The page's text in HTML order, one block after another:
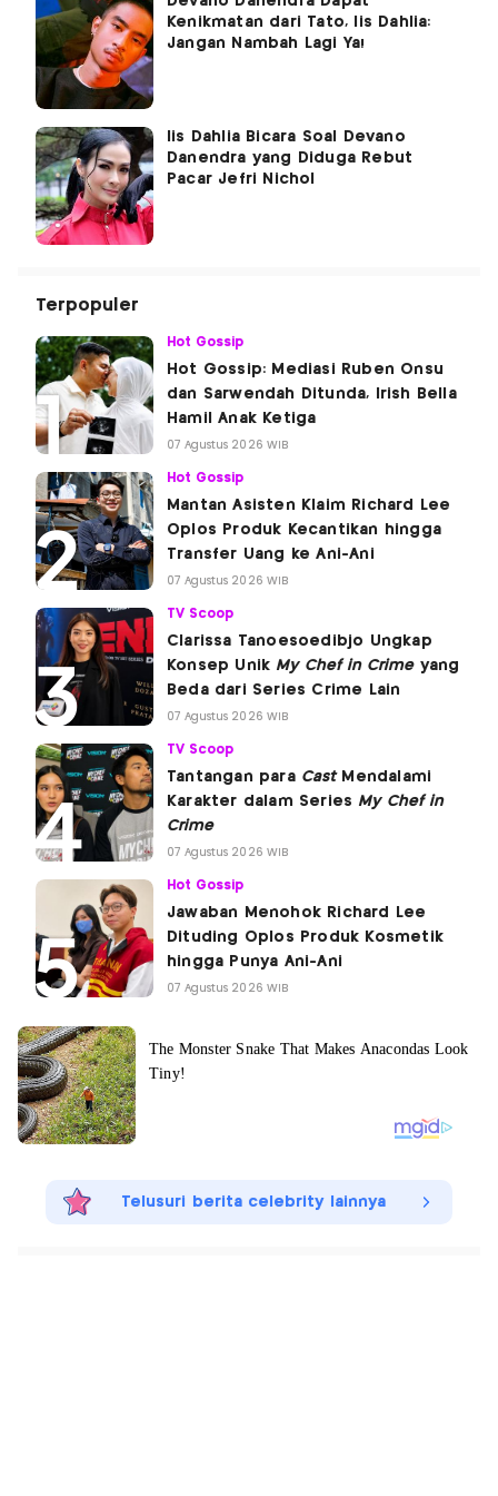
Kenikmatan dari Tato, Iis Dahlia:
Jangan Nambah Lagi Ya!
Iis Dahlia Bicara Soal Devano
Danendra yang Diduga Rebut
Pacar Jefri Nichol
Terpopuler
Hot Gossip
Hot Gossip: Mediasi Ruben Onsu
dan Sarwendah Ditunda, Irish Bella
Hamil Anak Ketiga
07 Agustus 2026 WIB
Hot Gossip
Mantan Asisten Klaim Richard Lee
Oplos Produk Kecantikan hingga
Transfer Uang ke Ani-Ani
07 Agustus 2026 WIB
TV Scoop
Clarissa Tanoesoedibjo Ungkap
Konsep Unik My Chef in Crimeyang
Beda dari Series Crime Lain
07 Agustus 2026 WIB
TV Scoop
Tantangan para CastMendalami
Karakter dalam Series My Chef in
Crime
07 Agustus 2026 WIB
Hot Gossip
Jawaban Menohok Richard Lee
Dituding Oplos Produk Kosmetik
hingga Punya Ani-Ani
07 Agustus 2026 WIB
Telusuri berita celebrity lainnya